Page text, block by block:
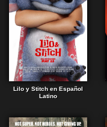
Lilo y Stitch en Español
Latino